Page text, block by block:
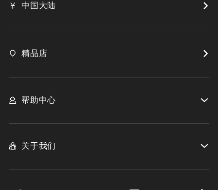
中国大陆
精品店
帮助中心
关于我们